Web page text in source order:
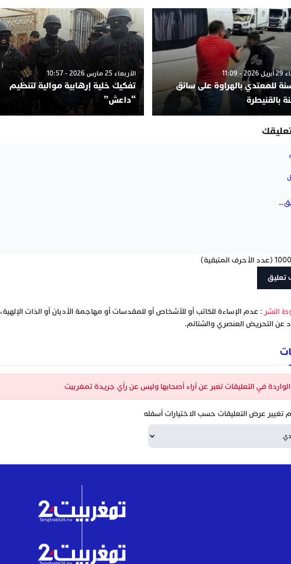
- 11:09
سنة للمعتدي بالهراوة على سائق
بالقنيطرة
الأربعاء 25 مارس 2026 - 10:57
تفكيك خلية إرهابية موالية لتنظيم
“داعش”
1000 (عدد الأحرف المتبقية)
النشر : عدم الإساءة للكاتب أو للأشخاص أو للمقدسات أو مهاجمة الأديان أو الذات الإلهية،
عن التحريض العنصري والشتائم.
الواردة في التعليقات تعبر عن آراء أصحابها وليس عن رأي جريدة تمغربيت
تغيير عرض التعليقات حسب الاختيارات أسفله